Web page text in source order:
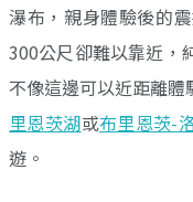
瀑布，親身體驗後的
300公尺卻難以靠近，
不像這邊可以近距離
里恩茨湖或布里恩茨-
遊。